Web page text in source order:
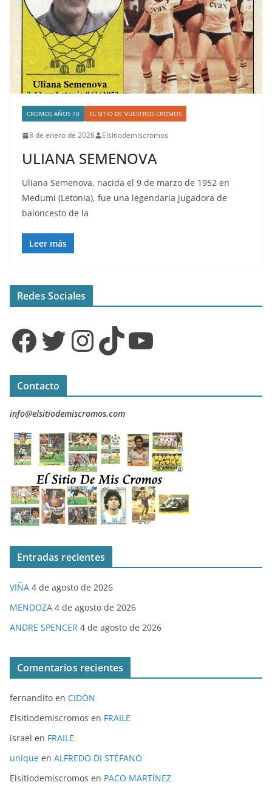
CROMOS AÑOS 70 EL SITIO DE VUESTROS CROMOS
8 de enero de 2026 Elsitiodemiscromos
ULIANA SEMENOVA
Uliana Semenova, nacida el 9 de marzo de 1952 en
Medumi (Letonia), fue una legendaria jugadora de
baloncesto de la
Leer más
Redes Sociales
Facebook Twitter InstagramTikTok YouTube
Contacto
info@elsitiodemiscromos.com
Entradas recientes
VIÑA 4 de agosto de 2026
MENDOZA 4 de agosto de 2026
ANDRE SPENCER 4 de agosto de 2026
Comentarios recientes
fernandito en CIDÓN
Elsitiodemiscromos en FRAILE
israel en FRAILE
unique en ALFREDO DI STÉFANO
Elsitiodemiscromos en PACO MARTÍNEZ